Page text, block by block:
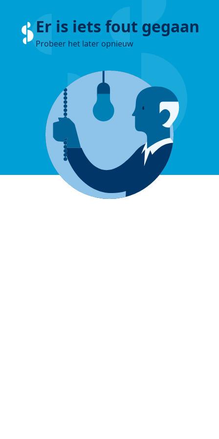
Er is iets fout gegaan
Probeer het later opnieuw